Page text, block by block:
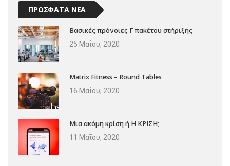
ΠΡΟΣΦΑΤΑ ΝΕΑ
Βασικές πρόνοιες Γ πακέτου στήριξης
25 Μαΐου, 2020
Matrix Fitness – Round Tables
16 Μαΐου, 2020
Μια ακόμη κρίση ή Η ΚΡΙΣΗ;
11 Μαΐου, 2020